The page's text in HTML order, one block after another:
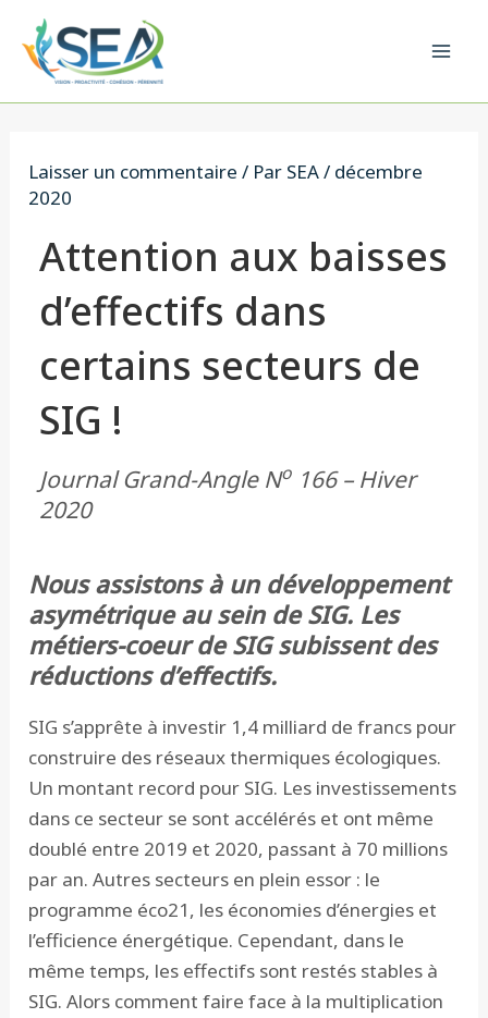
contenu
Laisser un commentaire / Par SEA/ décembre
2020
Attention aux baisses
d’effectifs dans
certains secteurs de
SIG !
Journal Grand-Angle No 166 – Hiver
2020
Nous assistons à un développement
asymétrique au sein de SIG. Les
métiers-coeur de SIG subissent des
réductions d’effectifs.
SIG s’apprête à investir 1,4 milliard de francs pour
construire des réseaux thermiques écologiques.
Un montant record pour SIG. Les investissements
dans ce secteur se sont accélérés et ont même
doublé entre 2019 et 2020, passant à 70 millions
par an. Autres secteurs en plein essor : le
programme éco21, les économies d’énergies et
l’efficience énergétique. Cependant, dans le
même temps, les effectifs sont restés stables à
SIG. Alors comment faire face à la multiplication